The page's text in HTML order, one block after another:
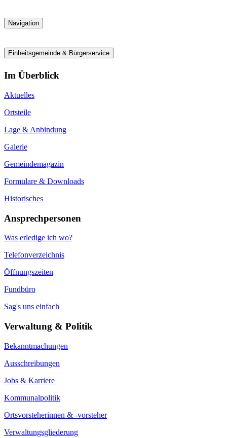
Navigation
Einheitsgemeinde & Bürgerservice
Im Überblick
Aktuelles
Ortsteile
Lage & Anbindung
Galerie
Gemeindemagazin
Formulare & Downloads
Historisches
Ansprechpersonen
Was erledige ich wo?
Telefonverzeichnis
Öffnungszeiten
Fundbüro
Sag's uns einfach
Verwaltung & Politik
Bekanntmachungen
Ausschreibungen
Jobs & Karriere
Kommunalpolitik
Ortsvorsteherinnen & -vorsteher
Verwaltungsgliederung